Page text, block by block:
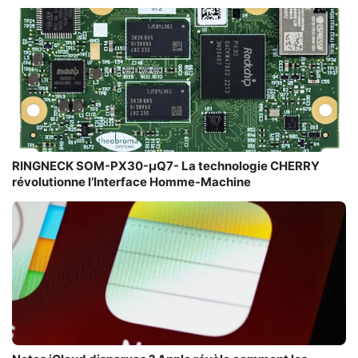
RINGNECK SOM-PX30-µQ7- La technologie CHERRY
révolutionne l’Interface Homme-Machine